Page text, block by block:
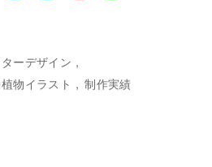
ーデザイン
物イラスト
制作実績